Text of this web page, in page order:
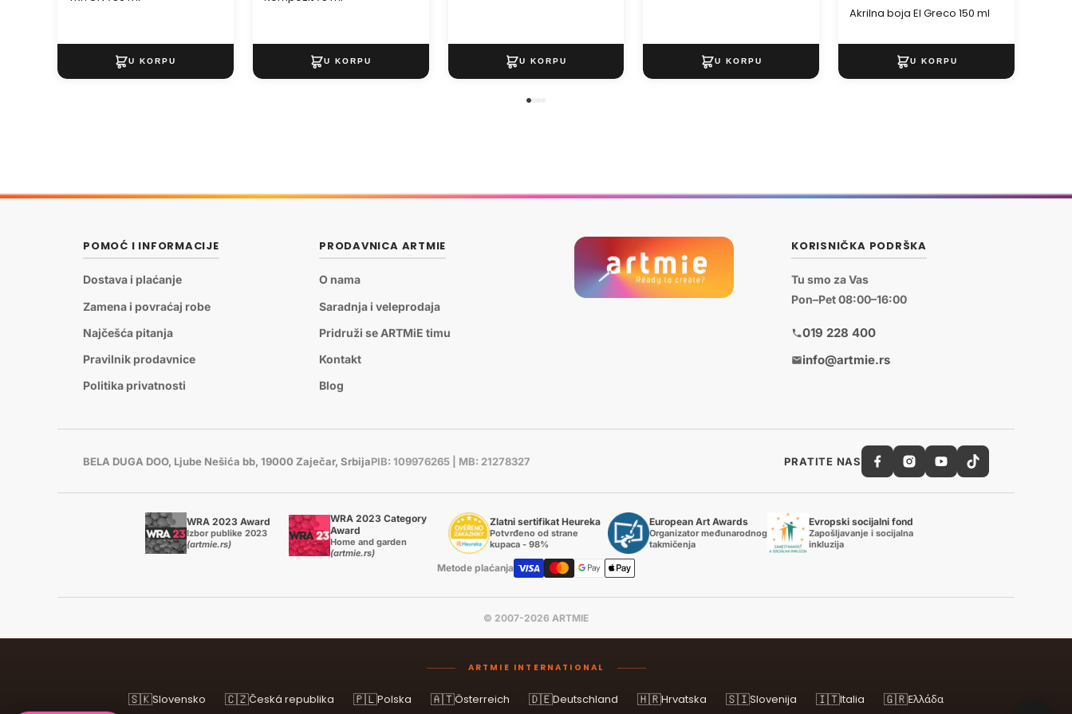
Akrilna boja El Greco 150 ml
POMOĆ I INFORMACIJE
Dostava i plaćanje
Zamena i povraćaj robe
Najčešća pitanja
Pravilnik prodavnice
Politika privatnosti
PRODAVNICA ARTMIE
O nama
Saradnja i veleprodaja
Pridruži se ARTMiE timu
Kontakt
Blog
KORISNIČKA PODRŠKA
Tu smo za Vas
Pon–Pet 08:00–16:00
019 228 400
info@artmie.rs
BELA DUGA DOO, Ljube Nešića bb, 19000 Zaječar, SrbijaPIB: 109976265 | MB: 21278327 PRATITE NAS
WRA 2023 Award
Izbor publike 2023
(artmie.rs)
WRA 2023 Category
Award
Home and garden
(artmie.rs)
Zlatni sertifikat Heureka
Potvrđeno od strane
kupaca - 98%
European Art Awards
Organizator međunarodnog
takmičenja
Evropski socijalni fond
Zapošljavanje i socijalna
inkluzija
Metode plaćanja
© 2007-2026 ARTMIE
ARTMIE INTERNATIONAL
🇸🇰Slovensko 🇨🇿Česká republika 🇵🇱Polska 🇦🇹Österreich 🇩🇪Deutschland 🇭🇷Hrvatska 🇸🇮Slovenija 🇮🇹Italia 🇬🇷Ελλάδα